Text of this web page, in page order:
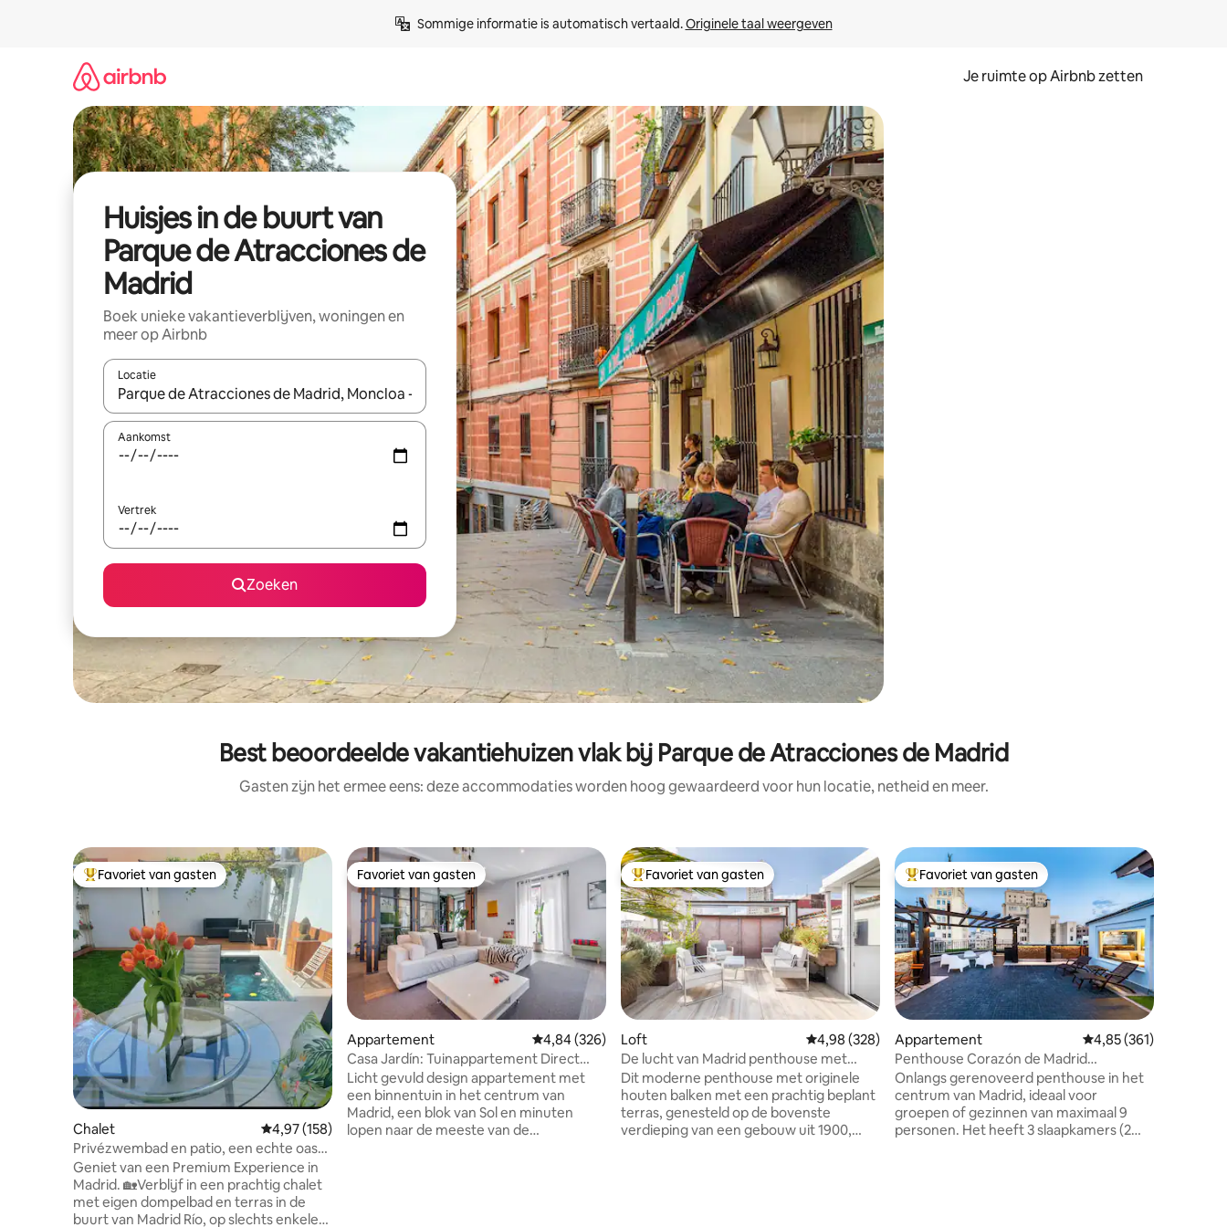
Sommige informatie is automatisch vertaald. Originele taal weergeven
Je ruimte op Airbnb zetten
Huisjes in de buurt van
Parque de Atracciones de
Madrid
Boek unieke vakantieverblijven, woningen en
meer op Airbnb
Locatie
Wanneer er suggesties beschikbaar zijn, maak je een keuze met je de pijltjestoetsen omhoog en omlaag, óf door te tikken of swipen.
Aankomst
Vertrek
Zoeken
Best beoordeelde vakantiehuizen vlak bij Parque de Atracciones de Madrid
Gasten zijn het ermee eens: deze accommodaties worden hoog gewaardeerd voor hun locatie, netheid en meer.
Topfavoriet van gasten
Favoriet van gasten
Chalet Gemiddelde beoordeling van 4,97 uit 5, 158 recensies
4,97 (158)
Privézwembad en patio, een echte oase
in Madrid.
Geniet van een Premium Experience in
Madrid. 🏡Verblijf in een prachtig chalet
met eigen dompelbad en terras in de
buurt van Madrid Río, op slechts enkele
Favoriet van gasten
Favoriet van gasten
Appartement Gemiddelde beoordeling van 4,84 uit 5, 326 recensies
4,84 (326)
Casa Jardín: Tuinappartement Direct
naast Sol
Licht gevuld design appartement met
een binnentuin in het centrum van
Madrid, een blok van Sol en minuten
lopen naar de meeste van de
Topfavoriet van gasten
Favoriet van gasten
Loft Gemiddelde beoordeling van 4,98 uit 5, 328 recensies
4,98 (328)
De lucht van Madrid penthouse met
privéterras in Conde Duque
Dit moderne penthouse met originele
houten balken met een prachtig beplant
terras, genesteld op de bovenste
verdieping van een gebouw uit 1900,
Topfavoriet van gasten
Favoriet van gasten
Appartement Gemiddelde
4,85 (361)
Penthouse Corazón de Madrid
Appartement A
Onlangs gerenoveerd penthouse in het
centrum van Madrid, ideaal voor
groepen of gezinnen van maximaal 9
personen. Het heeft 3 slaapkamers (2